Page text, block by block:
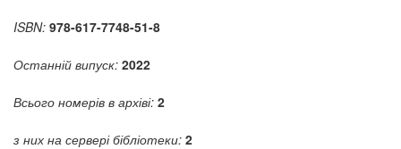
ISBN: 978-617-7748-51-8
Останній випуск: 2022
Всього номерів в архіві: 2
з них на сервері бібліотеки: 2